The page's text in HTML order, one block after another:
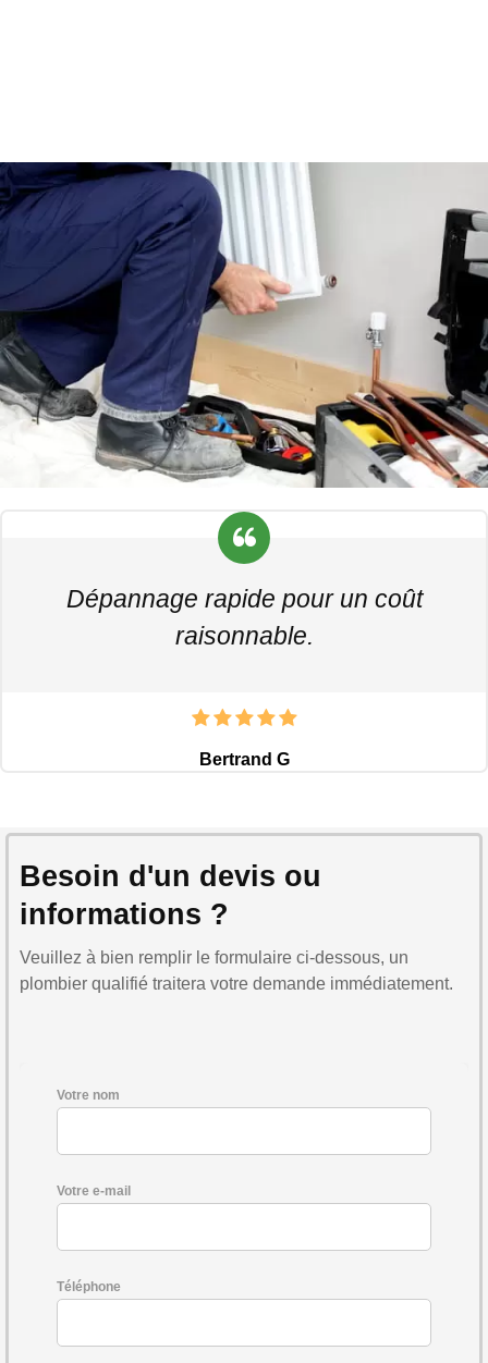
Dépannage rapide pour un coût
raisonnable.
Bertrand G
Besoin d'un devis ou
informations ?
Veuillez à bien remplir le formulaire ci-dessous, un
plombier qualifié traitera votre demande immédiatement.
Votre nom
Votre e-mail
Téléphone